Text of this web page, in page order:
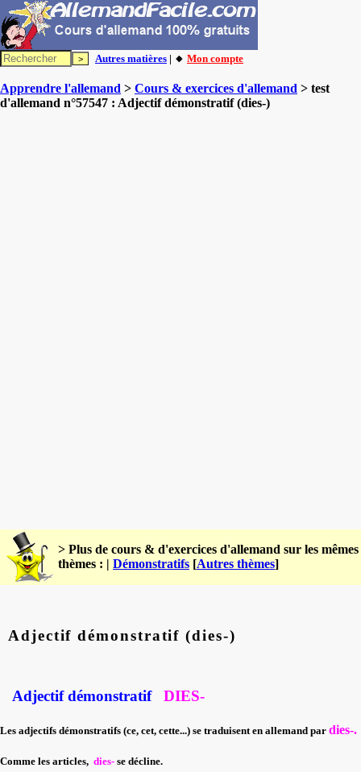
Autres matières | 🔸 Mon compte
Apprendre l'allemand > Cours & exercices d'allemand > test
d'allemand n°57547 : Adjectif démonstratif (dies-)
> Plus de cours & d'exercices d'allemand sur les mêmes
thèmes : | Démonstratifs [Autres thèmes]
Adjectif démonstratif (dies-)
Adjectif démonstratif DIES-
Les adjectifs démonstratifs (ce, cet, cette...) se traduisent en allemand par dies-.
Comme les articles, dies- se décline.